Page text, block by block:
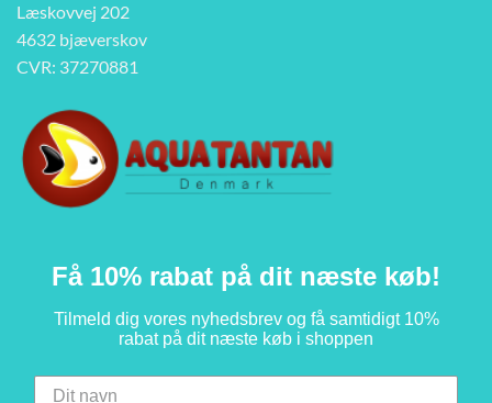
Læskovvej 202
4632 bjæverskov
CVR: 37270881
Få 10% rabat på dit næste køb!
Tilmeld dig vores nyhedsbrev og få samtidigt 10%
rabat på dit næste køb i shoppen